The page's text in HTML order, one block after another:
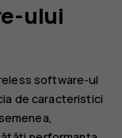
ului
software-ul
de caracteristici